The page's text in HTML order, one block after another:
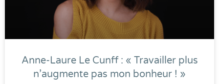
Anne-Laure Le Cunff : « Travailler plus
n’augmente pas mon bonheur ! »